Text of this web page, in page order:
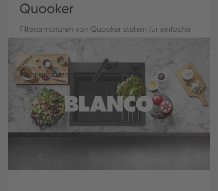
Quooker
Filterarmaturen von Quooker stehen für einfache
Anwendung: gebrauchssicher, vielseitig
verwendbar, zeit-, wassersparend.
Mehr erfahren